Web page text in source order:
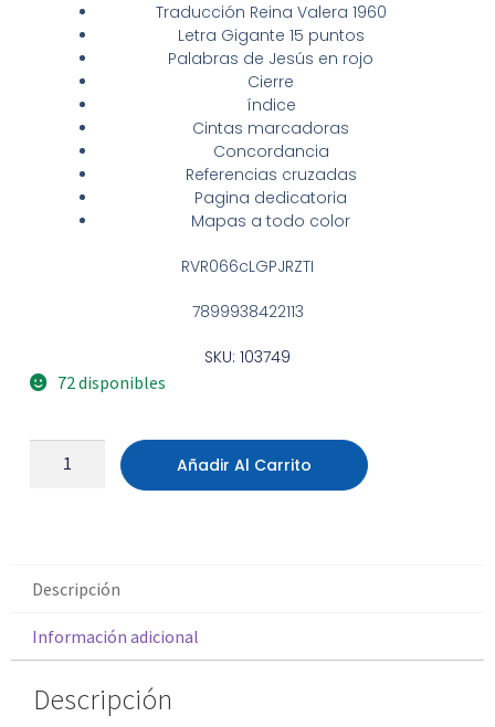
Traducción Reina Valera 1960
Letra Gigante 15 puntos
Palabras de Jesús en rojo
Cierre
índice
Cintas marcadoras
Concordancia
Referencias cruzadas
Pagina dedicatoria
Mapas a todo color
RVR066cLGPJRZTI
7899938422113
SKU: 103749
72 disponibles
Añadir Al Carrito
Descripción
Información adicional
Descripción